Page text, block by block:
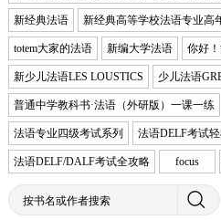
新经典法语 新经典高等学校法语专业高
totem大家的法语 新编大学法语 你好
新少儿法语LES LOUSTICS 少儿法语
普通中学教科书·法语（外研版）一课一练
法语专业四级考试系列 法语DELF考试
法语DELF/DALF考试全攻略 focus